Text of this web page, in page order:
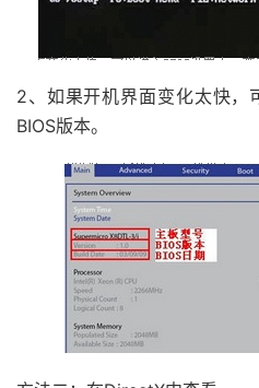
2、如果开机界面变化太快，
BIOS版本。